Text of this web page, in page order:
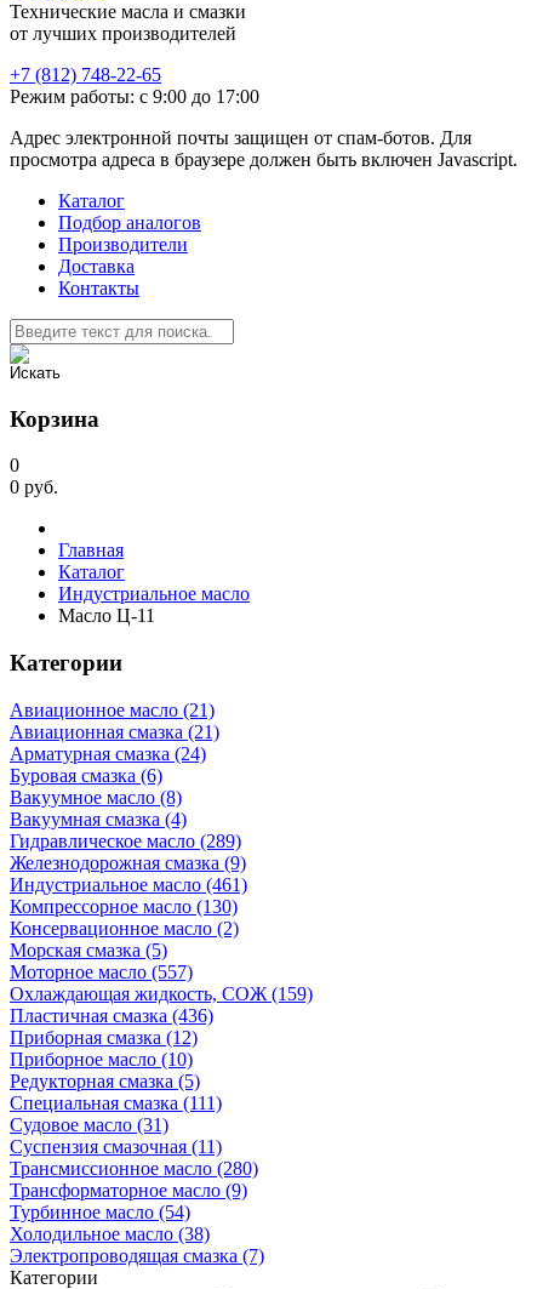
Технические масла и смазки
от лучших производителей
+7 (812) 748-22-65
Режим работы: с 9:00 до 17:00
Адрес электронной почты защищен от спам-ботов. Для
просмотра адреса в браузере должен быть включен Javascript.
Каталог
Подбор аналогов
Производители
Доставка
Контакты
Корзина
0
0 руб.
Главная
Каталог
Индустриальное масло
Масло Ц-11
Категории
Авиационное масло (21)
Авиационная смазка (21)
Арматурная смазка (24)
Буровая смазка (6)
Вакуумное масло (8)
Вакуумная смазка (4)
Гидравлическое масло (289)
Железнодорожная смазка (9)
Индустриальное масло (461)
Компрессорное масло (130)
Консервационное масло (2)
Морская смазка (5)
Моторное масло (557)
Охлаждающая жидкость, СОЖ (159)
Пластичная смазка (436)
Приборная смазка (12)
Приборное масло (10)
Редукторная смазка (5)
Специальная смазка (111)
Судовое масло (31)
Суспензия смазочная (11)
Трансмиссионное масло (280)
Трансформаторное масло (9)
Турбинное масло (54)
Холодильное масло (38)
Электропроводящая смазка (7)
Категории